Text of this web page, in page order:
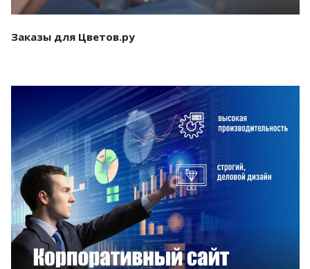
Заказы для Цветов.ру
Смотреть проект